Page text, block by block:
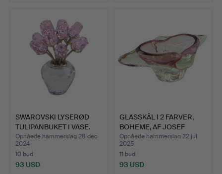
SWAROVSKI LYSERØD
TULIPANBUKET I VASE.
Opnåede hammerslag 28 dec
2024
10 bud
93 USD
GLASSKÅL I 2 FARVER,
BOHEME, AF JOSEF
HOSP…
Opnåede hammerslag 22 jul
2025
11 bud
93 USD